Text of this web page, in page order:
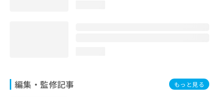
編集・監修記事 もっと見る